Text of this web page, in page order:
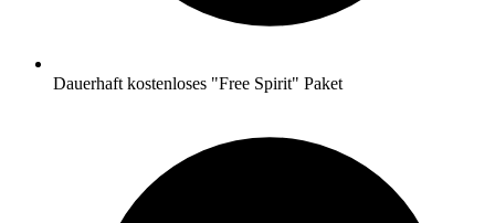
Dauerhaft kostenloses "Free Spirit" Paket